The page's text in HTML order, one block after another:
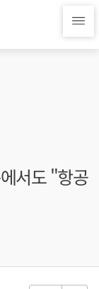
서도 "항공